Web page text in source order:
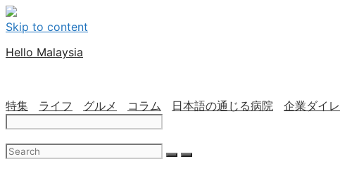
Skip to content
Hello Malaysia
特集 ライフ グルメ コラム 日本語の通じる病院 企業ダイ